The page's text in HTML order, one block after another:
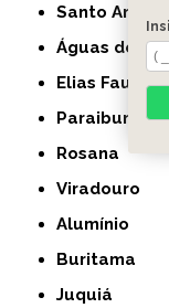
Santo
Águas de
Elias Fausto
Paraibuna
Rosana
Viradouro
Alumínio
Buritama
Juquiá